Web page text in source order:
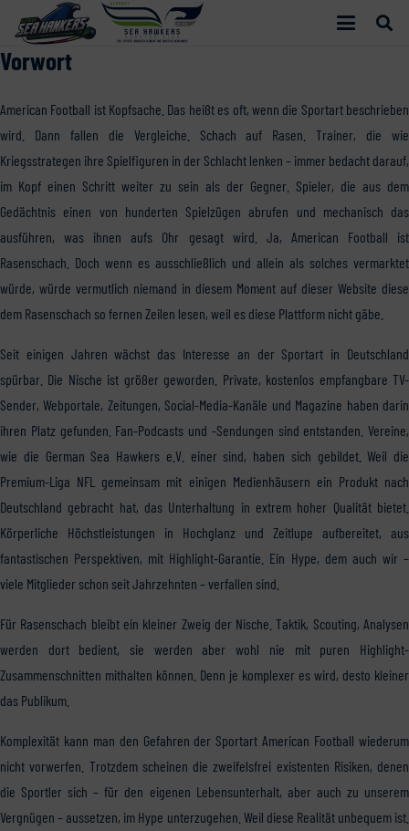
Vorwort
American Football ist Kopfsache. Das heißt es oft, wenn die Sportart beschrieben
wird. Dann fallen die Vergleiche. Schach auf Rasen. Trainer, die wie
Kriegsstrategen ihre Spielfiguren in der Schlacht lenken – immer bedacht darauf,
im Kopf einen Schritt weiter zu sein als der Gegner. Spieler, die aus dem
Gedächtnis einen von hunderten Spielzügen abrufen und mechanisch das
ausführen, was ihnen aufs Ohr gesagt wird. Ja, American Football ist
Rasenschach. Doch wenn es ausschließlich und allein als solches vermarktet
würde, würde vermutlich niemand in diesem Moment auf dieser Website diese
dem Rasenschach so fernen Zeilen lesen, weil es diese Plattform nicht gäbe.
Seit einigen Jahren wächst das Interesse an der Sportart in Deutschland
spürbar. Die Nische ist größer geworden. Private, kostenlos empfangbare TV-
Sender, Webportale, Zeitungen, Social-Media-Kanäle und Magazine haben darin
ihren Platz gefunden. Fan-Podcasts und -Sendungen sind entstanden. Vereine,
wie die German Sea Hawkers e.V. einer sind, haben sich gebildet. Weil die
Premium-Liga NFL gemeinsam mit einigen Medienhäusern ein Produkt nach
Deutschland gebracht hat, das Unterhaltung in extrem hoher Qualität bietet.
Körperliche Höchstleistungen in Hochglanz und Zeitlupe aufbereitet, aus
fantastischen Perspektiven, mit Highlight-Garantie. Ein Hype, dem auch wir –
viele Mitglieder schon seit Jahrzehnten – verfallen sind.
Für Rasenschach bleibt ein kleiner Zweig der Nische. Taktik, Scouting, Analysen
werden dort bedient, sie werden aber wohl nie mit puren Highlight-
Zusammenschnitten mithalten können. Denn je komplexer es wird, desto kleiner
das Publikum.
Komplexität kann man den Gefahren der Sportart American Football wiederum
nicht vorwerfen. Trotzdem scheinen die zweifelsfrei existenten Risiken, denen
die Sportler sich – für den eigenen Lebensunterhalt, aber auch zu unserem
Vergnügen – aussetzen, im Hype unterzugehen. Weil diese Realität unbequem ist.